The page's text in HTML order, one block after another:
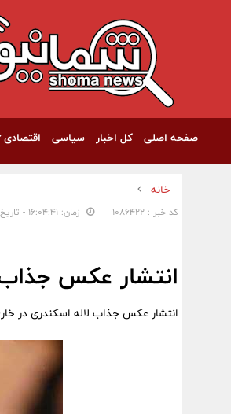
صفحه اصلی کل اخبار سیاسی اقتصادی
خانه
کد خبر : 1086422 زمان: ۱۶:۰۴:۴۱ - تاریخ: ۱۴۰۳/۰۲/۲۲
انتشار عکس جذاب
انتشار عکس جذاب لاله اسکندری در